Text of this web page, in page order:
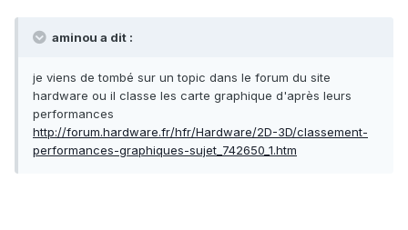
aminou a dit :
je viens de tombé sur un topic dans le forum du site
hardware ou il classe les carte graphique d'après leurs
performances
http://forum.hardware.fr/hfr/Hardware/2D-3D/classement-
performances-graphiques-sujet_742650_1.htm